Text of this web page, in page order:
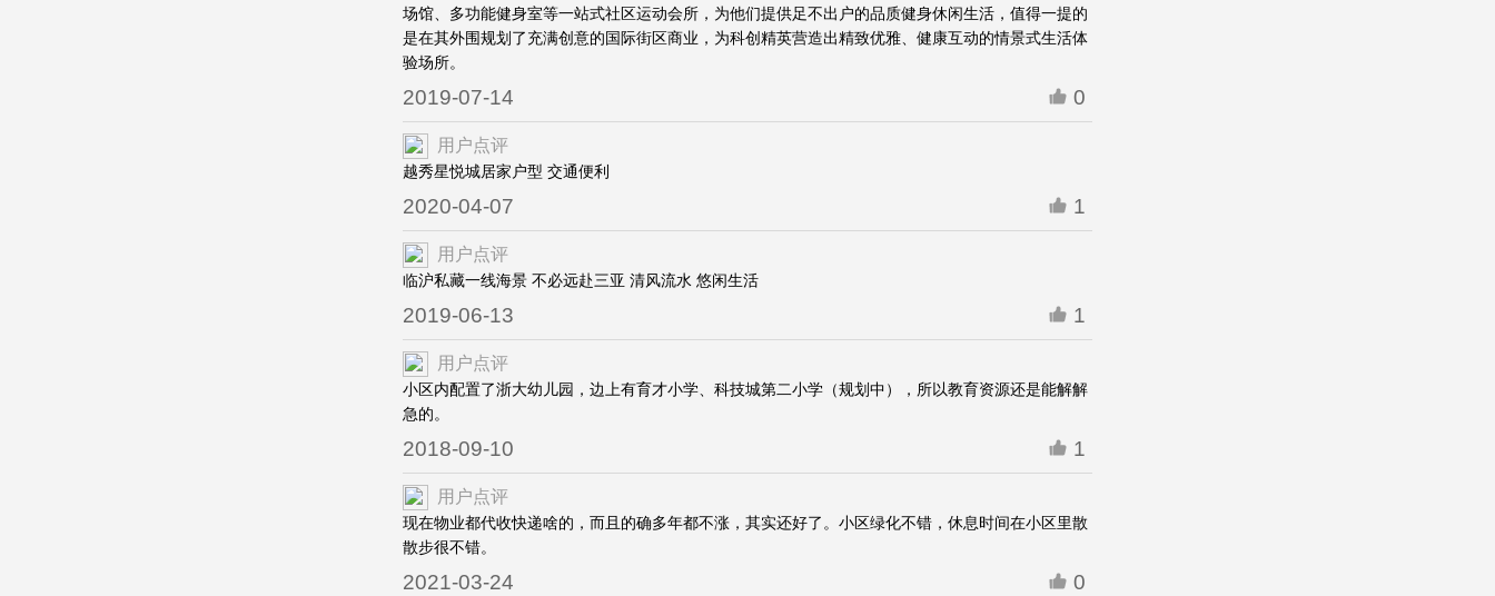
场馆、多功能健身室等一站式社区运动会所，为他们提供足不出户的品质健身休闲生活，值得一提的
是在其外围规划了充满创意的国际街区商业，为科创精英营造出精致优雅、健康互动的情景式生活体
验场所。
2019-07-14 0
用户点评
越秀星悦城居家户型 交通便利
2020-04-07 1
用户点评
临沪私藏一线海景 不必远赴三亚 清风流水 悠闲生活
2019-06-13 1
用户点评
小区内配置了浙大幼儿园，边上有育才小学、科技城第二小学（规划中），所以教育资源还是能解解
急的。
2018-09-10 1
用户点评
现在物业都代收快递啥的，而且的确多年都不涨，其实还好了。小区绿化不错，休息时间在小区里散
散步很不错。
2021-03-24 0